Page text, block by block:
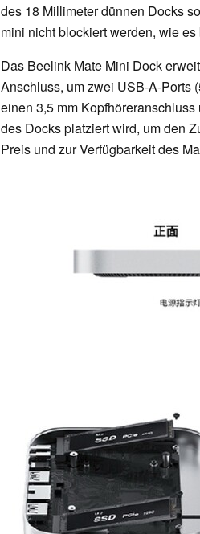
des 18 Millimeter dünnen Docks
mini nicht blockiert werden, wie
Das Beelink Mate Mini Dock
Anschluss, um zwei USB-A-Ports
einen 3,5 mm
des Docks platziert wird, um den
Preis und zur Verfügbarkeit des